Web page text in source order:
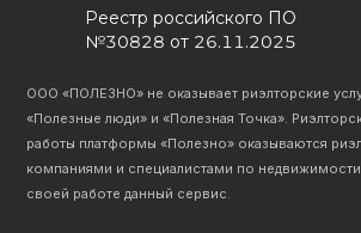
Реестр российского ПО
№30828 от 26.11.2025
ООО «ПОЛЕЗНО» не оказывает риэлторские
«Полезные люди» и «Полезная Точка».
работы платформы «Полезно» оказываются
компаниями и специалистами по
своей работе данный сервис.